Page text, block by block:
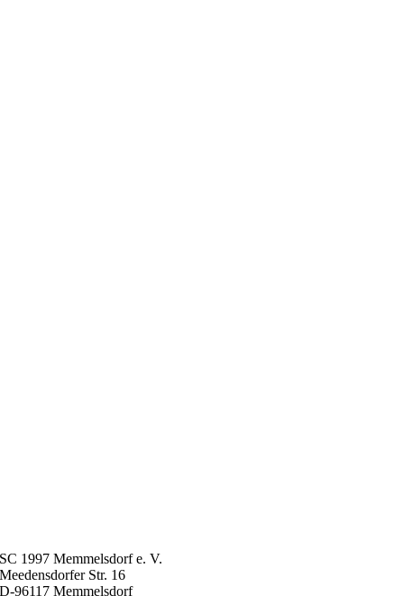
SC 1997 Memmelsdorf e. V.
Meedensdorfer Str. 16
D-96117 Memmelsdorf